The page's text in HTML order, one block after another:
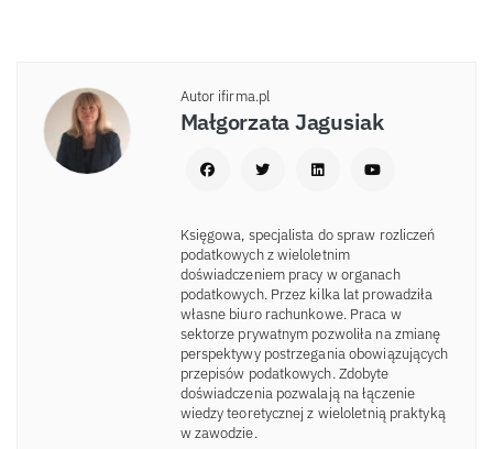
Autor ifirma.pl
Małgorzata Jagusiak
Księgowa, specjalista do spraw rozliczeń
podatkowych z wieloletnim
doświadczeniem pracy w organach
podatkowych. Przez kilka lat prowadziła
własne biuro rachunkowe. Praca w
sektorze prywatnym pozwoliła na zmianę
perspektywy postrzegania obowiązujących
przepisów podatkowych. Zdobyte
doświadczenia pozwalają na łączenie
wiedzy teoretycznej z wieloletnią praktyką
w zawodzie.